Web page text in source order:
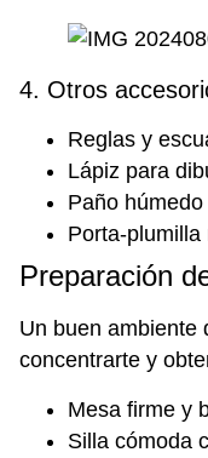
4. Otros
Reglas y
Lápiz para
Paño
Porta-plumilla
Preparación
Un buen ambiente
concentrarte y
Mesa firme y
Silla cómoda